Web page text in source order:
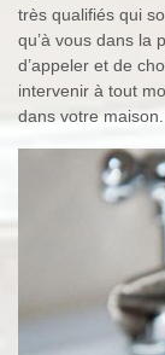
très qualifiés qui
qu’à vous dans la
d’appeler et de
intervenir à tout
dans votre maison.